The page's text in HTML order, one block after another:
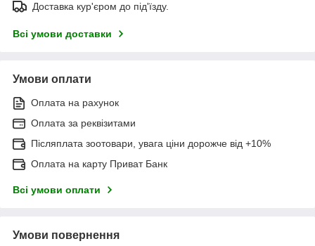
Доставка кур'єром до під'їзду.
Всі умови доставки
Умови оплати
Оплата на рахунок
Оплата за реквізитами
Післяплата зоотовари, увага ціни дорожче від +10%
Оплата на карту Приват Банк
Всі умови оплати
Умови повернення